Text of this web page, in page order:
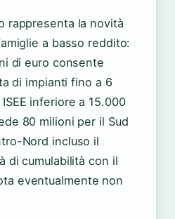
rappresenta la novità
a basso reddito:
di euro consente
di impianti fino a 6
inferiore a 15.000
80 milioni per il Sud
Nord incluso il
di cumulabilità con il
eventualmente non